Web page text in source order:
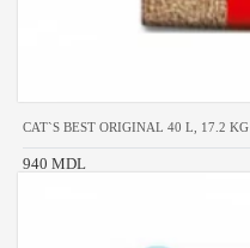
CAT`S BEST ORIGINAL 40 L, 17.2 KG
940 MDL